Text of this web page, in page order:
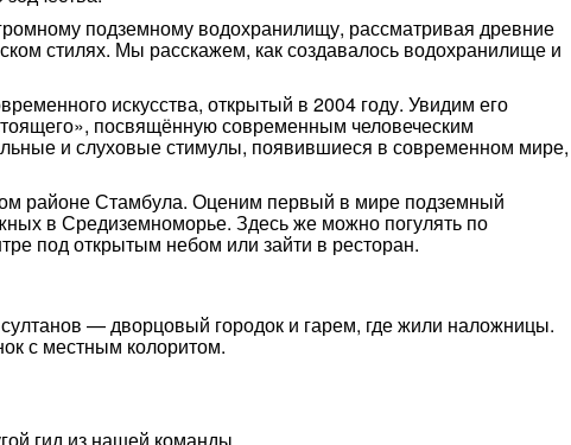
подземному водохранилищу, рассматривая древние
стилях. Мы расскажем, как создавалось водохранилище и
искусства, открытый в 2004 году. Увидим его
посвящённую современным человеческим
и слуховые стимулы, появившиеся в современном мире,
районе Стамбула. Оценим первый в мире подземный
в Средиземноморье. Здесь же можно погулять по
под открытым небом или зайти в ресторан.
— дворцовый городок и гарем, где жили наложницы.
с местным колоритом.